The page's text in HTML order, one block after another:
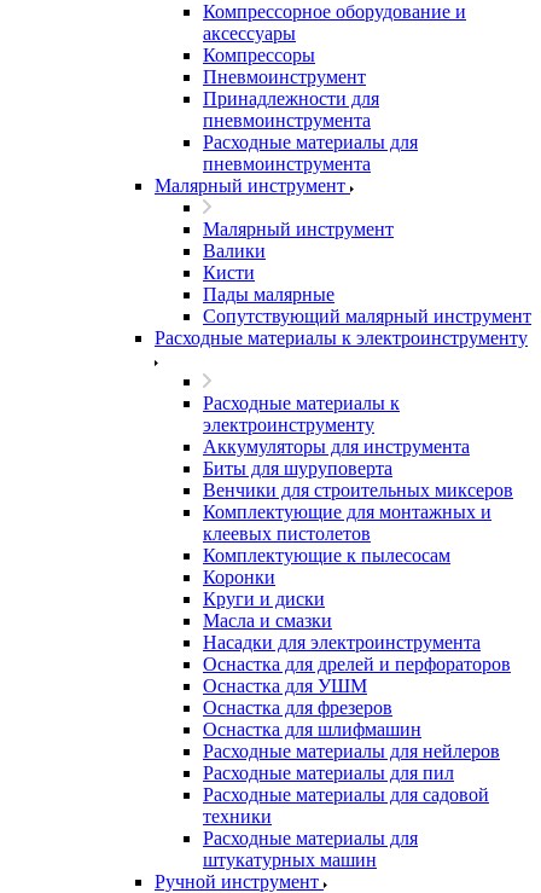
Компрессорное оборудование и
аксессуары
Компрессоры
Пневмоинструмент
Принадлежности для
пневмоинструмента
Расходные материалы для
пневмоинструмента
Малярный инструмент
Малярный инструмент
Валики
Кисти
Пады малярные
Сопутствующий малярный инструмент
Расходные материалы к электроинструменту
Расходные материалы к
электроинструменту
Аккумуляторы для инструмента
Биты для шуруповерта
Венчики для строительных миксеров
Комплектующие для монтажных и
клеевых пистолетов
Комплектующие к пылесосам
Коронки
Круги и диски
Масла и смазки
Насадки для электроинструмента
Оснастка для дрелей и перфораторов
Оснастка для УШМ
Оснастка для фрезеров
Оснастка для шлифмашин
Расходные материалы для нейлеров
Расходные материалы для пил
Расходные материалы для садовой
техники
Расходные материалы для
штукатурных машин
Ручной инструмент